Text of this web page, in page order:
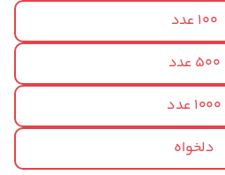
100 عدد
500 عدد
1000 عدد
دلخواه